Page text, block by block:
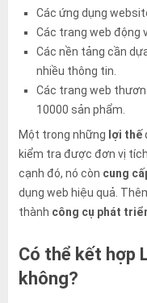
Các ứng dụng
Các trang web động
Các nền tảng cần
nhiều thông tin.
Các trang web
10000 sản phẩm.
Một trong những lợi thế
kiểm tra được đơn vị
cạnh đó, nó còn cung
dụng web hiệu quả.
thành công cụ phát
Có thể kết hợp
không?